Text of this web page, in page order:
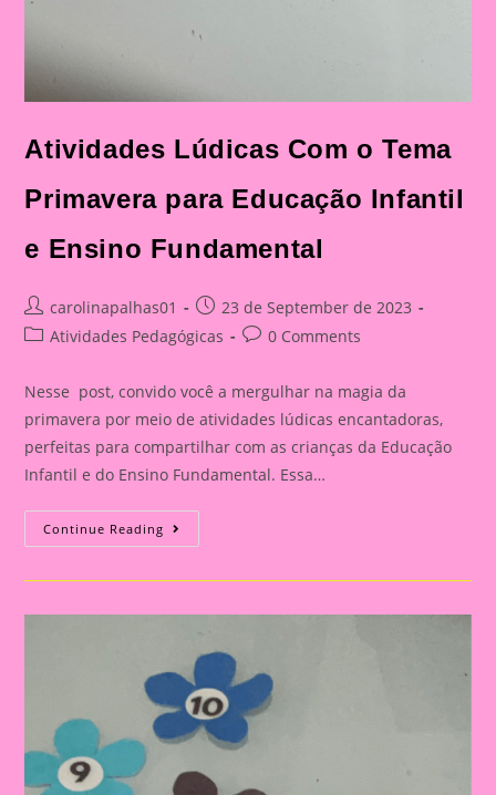
Atividades Lúdicas Com o Tema
Primavera para Educação Infantil
e Ensino Fundamental
Post
author:
carolinapalhas01
Post
published:
23 de September de 2023
PostAtividades Pedagógicas
Post0 Comments
Nesse post, convido você a mergulhar na magia da
primavera por meio de atividades lúdicas encantadoras,
perfeitas para compartilhar com as crianças da Educação
Infantil e do Ensino Fundamental. Essa…
Continue Reading Atividades
Lúdicas
Para
Infantil
E
Ensino
Fundamental